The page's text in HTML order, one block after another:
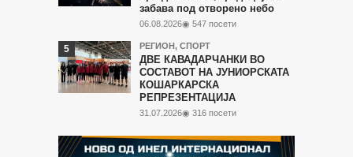
забава под отворено небо
06.08.2026◉ 547 посети
РЕГИОН, СПОРТ
ДВЕ КАВАДАРЧАНКИ ВО
СОСТАВОТ НА ЈУНИОРСКАТА
КОШАРКАРСКА
РЕПРЕЗЕНТАЦИЈА
31.07.2026◉ 316 посети